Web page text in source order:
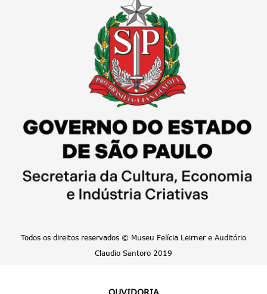
Todos os direitos reservados © Museu Felícia Leirner e Auditório
Claudio Santoro 2019